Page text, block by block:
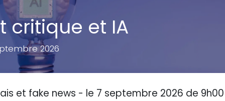
critique et IA
2026
et fake news - le 7 septembre 2026 de